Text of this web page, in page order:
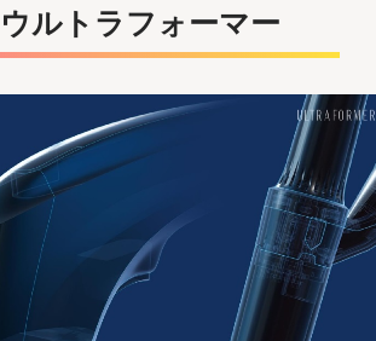
ルトラフォーマー